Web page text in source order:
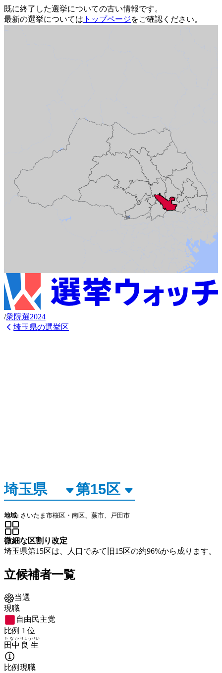
既に終了した選挙についての古い情報です。
最新の選挙については トップページをご確認ください。
/衆院選2024
埼玉県の選挙区
地域: さいたま市桜区・南区、蕨市、戸田市
微細な区割り改定
埼玉県第15区は、人口でみて旧15区の約96%から成ります。
立候補者一覧
当選
現職
自由民主党
比例 1 位
田中
たなか
良生
りょうせい
比例現職